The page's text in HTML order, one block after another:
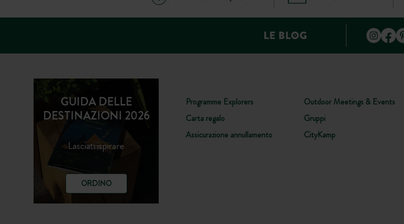
GUIDA DELLE
DESTINAZIONI 2026
Lasciati ispirare
ORDINO
Programme Explorers
Carta regalo
Assicurazione annullamento
Outdoor Meetings & Events
Gruppi
CityKamp